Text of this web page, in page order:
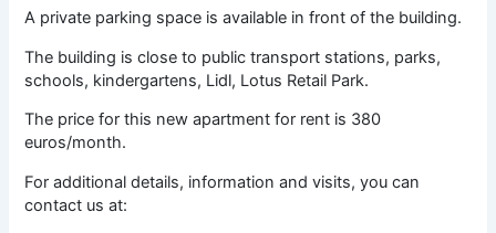
A private parking space is available in front of the building.
The building is close to public transport stations, parks,
schools, kindergartens, Lidl, Lotus Retail Park.
The price for this new apartment for rent is 380
euros/month.
For additional details, information and visits, you can
contact us at: